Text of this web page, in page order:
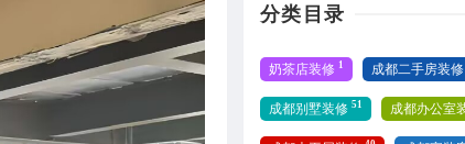
分类目录
奶茶店装修 1 成都二手房装修
成都别墅装修 51 成都办公室